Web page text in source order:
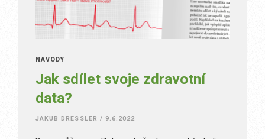
NÁVODY
Jak sdílet svoje zdravotní
data?
JAKUB DRESSLER / 9.6.2022